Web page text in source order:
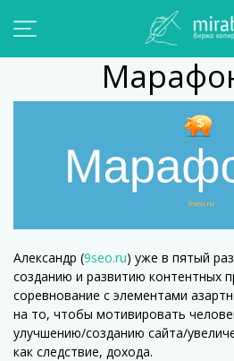
Александр (9seo.ru) уже в пятый
созданию и развитию контентных
соревнование с элементами
на то, чтобы мотивировать
улучшению/созданию сайта/
как следствие, дохода.